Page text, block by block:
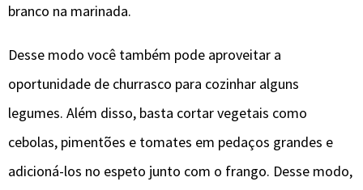
branco na marinada.
Desse modo você também pode aproveitar a
oportunidade de churrasco para cozinhar alguns
legumes. Além disso, basta cortar vegetais como
cebolas, pimentões e tomates em pedaços grandes e
adicioná-los no espeto junto com o frango. Desse modo,